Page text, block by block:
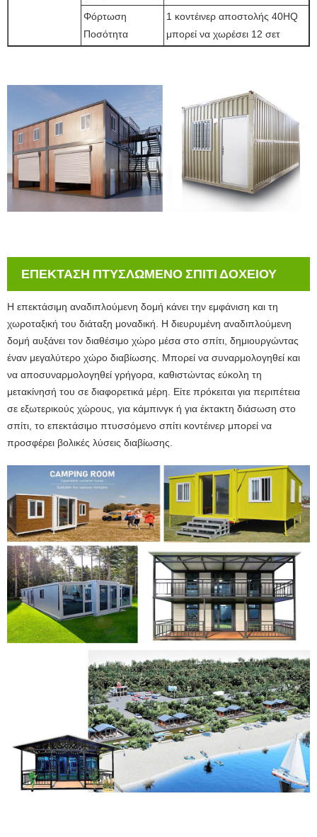
Φόρτωση
Ποσότητα
1 κοντέινερ αποστολής 40HQ
μπορεί να χωρέσει 12 σετ
ΕΠΕΚΤΑΣΗ ΠΤΥΣΛΩΜΕΝΟ ΣΠΙΤΙ ΔΟΧΕΙΟΥ
Η επεκτάσιμη αναδιπλούμενη δομή κάνει την εμφάνιση και τη
χωροταξική του διάταξη μοναδική. Η διευρυμένη αναδιπλούμενη
δομή αυξάνει τον διαθέσιμο χώρο μέσα στο σπίτι, δημιουργώντας
έναν μεγαλύτερο χώρο διαβίωσης. Μπορεί να συναρμολογηθεί και
να αποσυναρμολογηθεί γρήγορα, καθιστώντας εύκολη τη
μετακίνησή του σε διαφορετικά μέρη. Είτε πρόκειται για περιπέτεια
σε εξωτερικούς χώρους, για κάμπινγκ ή για έκτακτη διάσωση στο
σπίτι, το επεκτάσιμο πτυσσόμενο σπίτι κοντέινερ μπορεί να
προσφέρει βολικές λύσεις διαβίωσης.